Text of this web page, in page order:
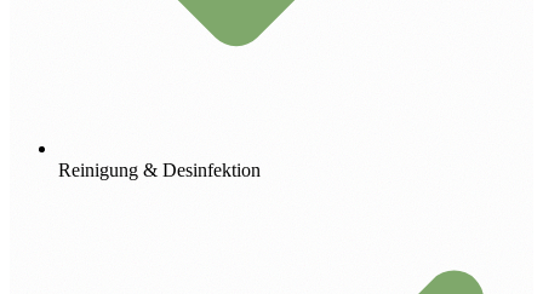
Reinigung & Desinfektion